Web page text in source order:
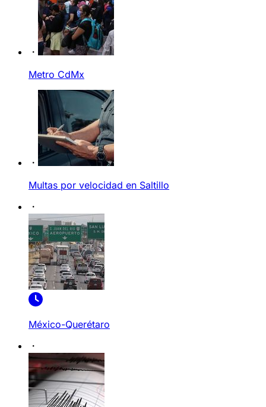
Metro CdMx
Multas por velocidad en Saltillo
México-Querétaro